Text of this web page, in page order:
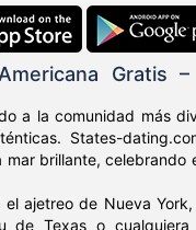
Gratis
a la comunidad más
States-
mar brillante, celebrando
el ajetreo de Nueva
de Texas o